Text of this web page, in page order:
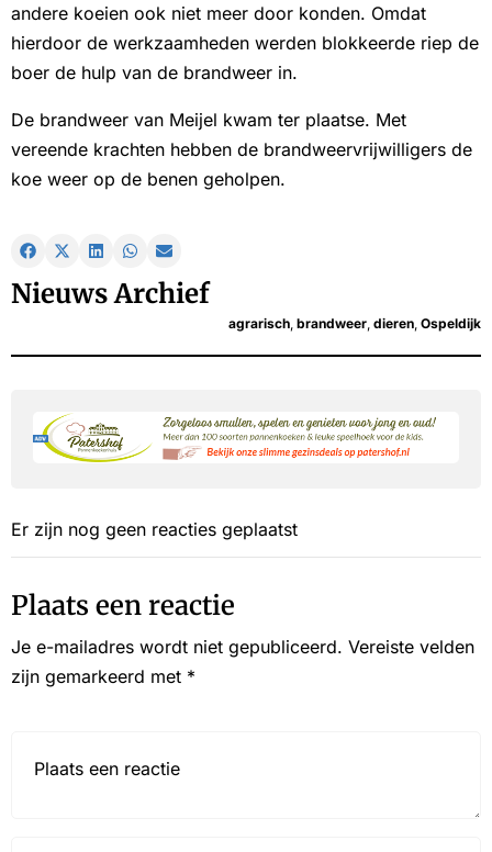
andere koeien ook niet meer door konden. Omdat
hierdoor de werkzaamheden werden blokkeerde riep de
boer de hulp van de brandweer in.
De brandweer van Meijel kwam ter plaatse. Met
vereende krachten hebben de brandweervrijwilligers de
koe weer op de benen geholpen.
Nieuws Archief
agrarisch brandweer dieren Ospeldijk
Er zijn nog geen reacties geplaatst
Plaats een reactie
Je e-mailadres wordt niet gepubliceerd. Vereiste velden
zijn gemarkeerd met *